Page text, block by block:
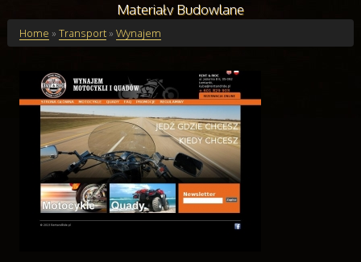
Materiały Budowlane
Budynki
Klimatyzacja i Wentylacja
Nieruchomości, Działki
Domy, Mieszkania
Edukacja
Placówki Edukacyjne
Kursy Językowe
Konferencje, Sale Szkoleniowe
Kursy i Szkolenia
Home » Transport» Wynajem